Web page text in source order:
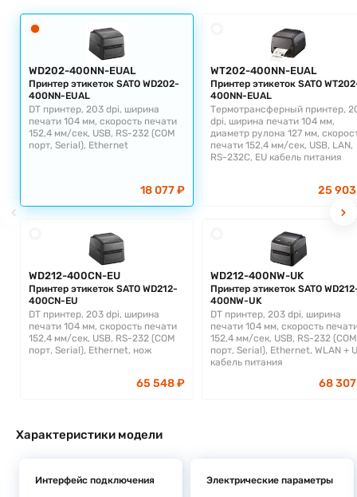
WD202-400NN-EUAL
Принтер этикеток SATO WD202-
400NN-EUAL
DT принтер, 203 dpi, ширина
печати 104 мм, скорость печати
152,4 мм/сек, USB, RS-232 (COM
порт, Serial), Ethernet
18 077 ₽
WT202-400NN-EUAL
Принтер этикеток SATO
400NN-EUAL
Термотрансферный принтер,
dpi, ширина печати 104 мм,
диаметр рулона 127 мм,
печати 152,4 мм/сек, USB, LAN,
RS-232C, EU кабель питания
25
WD212-400CN-EU
Принтер этикеток SATO WD212-
400CN-EU
DT принтер, 203 dpi, ширина
печати 104 мм, скорость печати
152,4 мм/сек, USB, RS-232 (COM
порт, Serial), Ethernet, нож
65 548 ₽
WD212-400NW-UK
Принтер этикеток SATO
400NW-UK
DT принтер, 203 dpi, ширина
печати 104 мм, скорость
152,4 мм/сек, USB, RS-232 (COM
порт, Serial), Ethernet, WLAN +
кабель питания
68
Характеристики модели
Интерфейс подключения Электрические параметры